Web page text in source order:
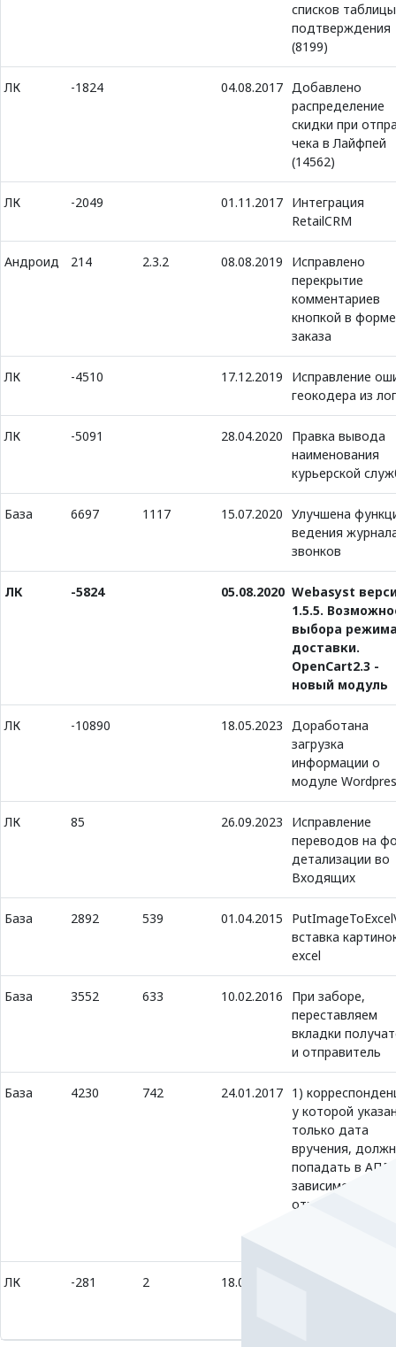
списков таблицы
подтверждения
(8199)
ЛК -1824 04.08.2017 Добавлено
распределение
скидки при
чека в Лайфпей
(14562)
ЛК -2049 01.11.2017 Интеграция
RetailCRM
Андроид 214 2.3.2 08.08.2019
Исправлено
перекрытие
комментариев
кнопкой в форме
заказа
ЛК -4510 17.12.2019
Исправление
геокодера из
ЛК -5091 28.04.2020
Правка вывода
наименования
курьерской
База 6697 1117 15.07.2020 Улучшена
ведения
звонков
ЛК -5824 05.08.2020 Webasyst
1.5.5.
выбора
доставки.
OpenCart2.3 -
новый модуль
ЛК -10890 18.05.2023 Доработана
загрузка
информации о
модуле
ЛК 85 26.09.2023
Исправление
переводов на
детализации во
Входящих
База 2892 539 01.04.2015
вставка
excel
База 3552 633 10.02.2016
При заборе,
переставляем
вкладки
и отправитель
База 4230 742 24.01.2017 1)
у которой
только дата
вручения,
попадать в АПД
зависимости от
ответственного
ЛК -281 2 18.09.2015
Сопоставление